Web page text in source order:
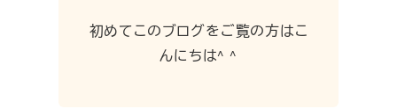
初めてこのブログをご覧の方はこ
んにちは^ ^